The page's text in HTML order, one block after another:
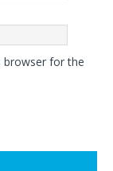
browser for the